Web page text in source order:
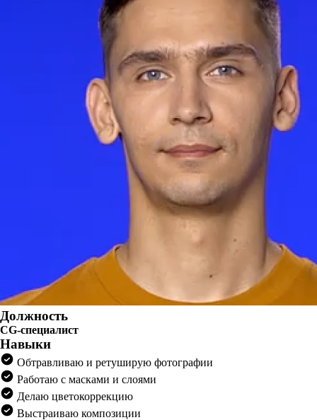
Должность
CG-специалист
Навыки
Обтравливаю и ретуширую фотографии
Работаю с масками и слоями
Делаю цветокоррекцию
Выстраиваю композиции